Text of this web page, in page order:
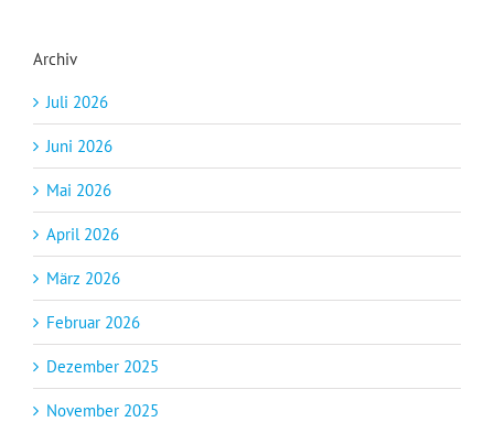
Archiv
Juli 2026
Juni 2026
Mai 2026
April 2026
März 2026
Februar 2026
Dezember 2025
November 2025